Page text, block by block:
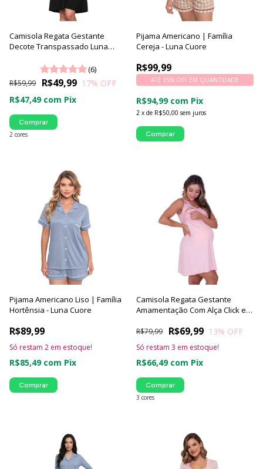
Camisola Regata Gestante
Decote Transpassado Luna
(6)
R$49,99
R$59,99 17% OFF
R$47,49 com Pix
2 cores
Comprar
Pijama Americano | Família
Cereja - Luna Cuore
R$99,99
2 x de R$50,00 sem juros
ATÉ 15% OFF EM QUANTIDADE
R$94,99 com Pix
Comprar
Pijama Americano Liso | Família
Hortênsia - Luna Cuore
R$89,99
R$85,49 com Pix
Só restam 2 em estoque!
Comprar
Camisola Regata Gestante
Amamentação Com Alça Click e
R$69,99
R$79,99 13% OFF
R$66,49 com Pix
Só restam 3 em estoque!
3 cores
Comprar